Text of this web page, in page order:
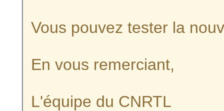
Vous pouvez tester la
En vous remerciant,
L'équipe du CNRTL